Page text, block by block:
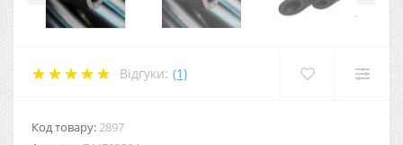
Відгуки: (1)
Код товару:2897